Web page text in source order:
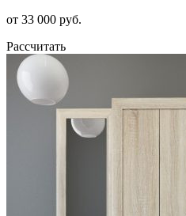
от 33 000 руб.
Рассчитать